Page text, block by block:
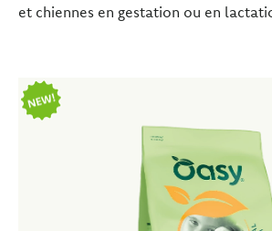
et chiennes en gestation ou en